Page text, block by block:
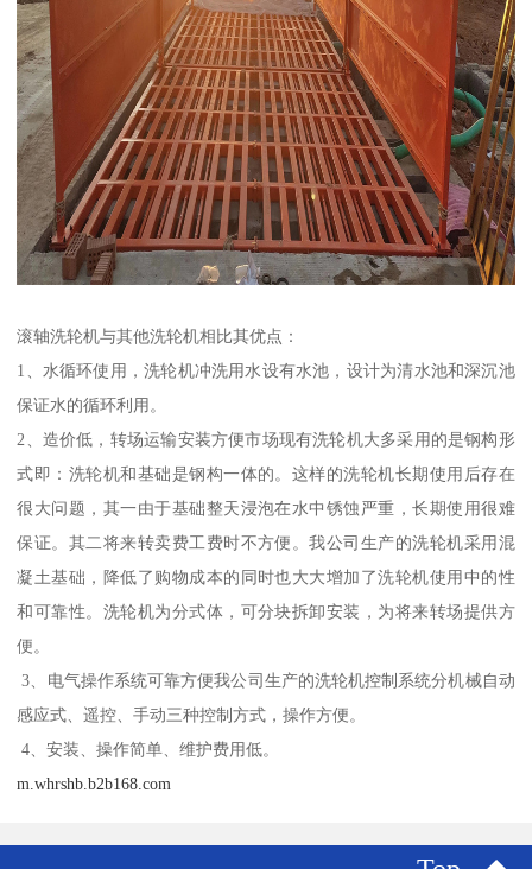
滚轴洗轮机与其他洗轮机相比其优点：
1、水循环使用，洗轮机冲洗用水设有水池，设计为清水池和深沉池
保证水的循环利用。
2、造价低，转场运输安装方便市场现有洗轮机大多采用的是钢构形
式即：洗轮机和基础是钢构一体的。这样的洗轮机长期使用后存在
很大问题，其一由于基础整天浸泡在水中锈蚀严重，长期使用很难
保证。其二将来转卖费工费时不方便。我公司生产的洗轮机采用混
凝土基础，降低了购物成本的同时也大大增加了洗轮机使用中的性
和可靠性。洗轮机为分式体，可分块拆卸安装，为将来转场提供方
便。
3、电气操作系统可靠方便我公司生产的洗轮机控制系统分机械自动
感应式、遥控、手动三种控制方式，操作方便。
4、安装、操作简单、维护费用低。
m.whrshb.b2b168.com